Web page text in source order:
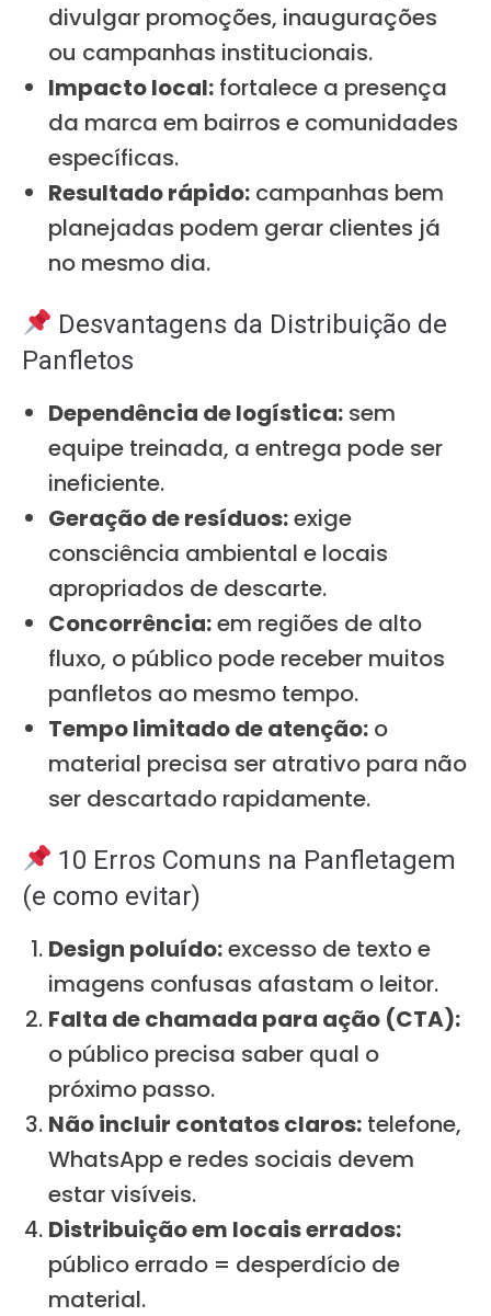
divulgar promoções, inaugurações
ou campanhas institucionais.
Impacto local: fortalece a presença
da marca em bairros e comunidades
específicas.
Resultado rápido: campanhas bem
planejadas podem gerar clientes já
no mesmo dia.
Desvantagens da Distribuição de
Panfletos
Dependência de logística: sem
equipe treinada, a entrega pode ser
ineficiente.
Geração de resíduos:exige
consciência ambiental e locais
apropriados de descarte.
Concorrência:em regiões de alto
fluxo, o público pode receber muitos
panfletos ao mesmo tempo.
Tempo limitado de atenção: o
material precisa ser atrativo para não
ser descartado rapidamente.
10 Erros Comuns na Panfletagem
(e como evitar)
Design poluído:excesso de texto e
imagens confusas afastam o leitor.
Falta de chamada para ação (CTA):
o público precisa saber qual o
próximo passo.
Não incluir contatos claros: telefone,
WhatsApp e redes sociais devem
estar visíveis.
Distribuição em locais errados:
público errado = desperdício de
material.